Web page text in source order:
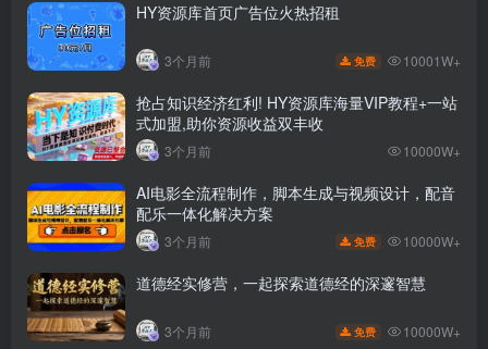
HY资源库首页广告位火热招租
3个月前 免费 10001W+
抢占知识经济红利! HY资源库海量VIP教程+一站
式加盟,助你资源收益双丰收
3个月前 10000W+
AI电影全流程制作，脚本生成与视频设计，配音
配乐一体化解决方案
3个月前 免费 10000W+
道德经实修营，一起探索道德经的深邃智慧
3个月前 免费 10000W+